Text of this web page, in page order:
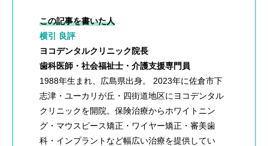
この記事を書いた人
横引 良評
ヨコデンタルクリニック院長
歯科医師・社会福祉士・介護支援専門員
1988年生まれ、広島県出身。 2023年に佐倉市下
志津・ユーカリが丘・四街道地区にヨコデンタル
クリニックを開院。保険治療からホワイトニン
グ・マウスピース矯正・ワイヤー矯正・審美歯
科・インプラントなど幅広い治療を提供してい